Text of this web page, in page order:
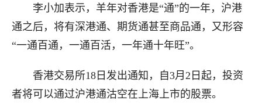
李小加表示，羊年对香港是“通”的一年，沪港
通之后，将有深港通、期货通甚至商品通，又形容
“一通百通，一通百活，一年通十年旺”。
香港交易所18日发出通知，自3月2日起，投资
者将可以通过沪港通沽空在上海上市的股票。